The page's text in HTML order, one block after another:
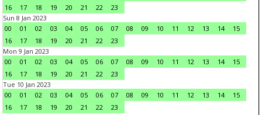
16
17 18 19 20 21 22
23
Sun 8 Jan 2023
00
01 02 03 04 05 06 07 08 09 10 11 12 13 14
15
16
17 18 19 20 21 22
23
Mon 9 Jan 2023
00
01 02 03 04 05 06 07 08 09 10 11 12 13 14
15
16
17 18 19 20 21 22
23
Tue 10 Jan 2023
00
01 02 03 04 05 06 07 08 09 10 11 12 13 14
15
16
17 18 19 20 21 22
23